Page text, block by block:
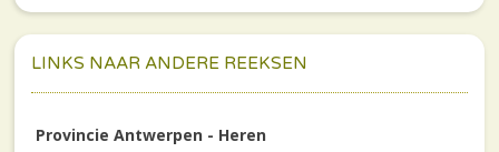
LINKS NAAR ANDERE REEKSEN
Provincie Antwerpen - Heren